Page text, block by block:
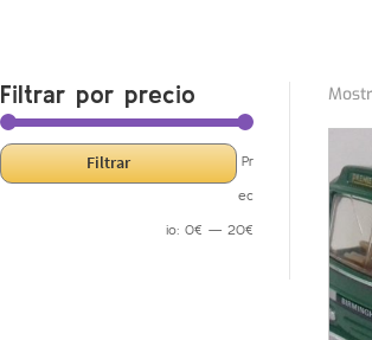
Filtrar por precio
Precio
Precio
Filtrar Pr
ec
io: 0€ — 20€